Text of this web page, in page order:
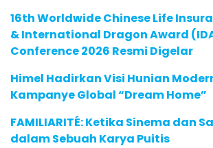
16th Worldwide Chinese Life
& International Dragon Award
Conference 2026 Resmi Digelar
Himel Hadirkan Visi Hunian
Kampanye Global “Dream Home”
FAMILIARITÉ: Ketika Sinema dan
dalam Sebuah Karya Puitis